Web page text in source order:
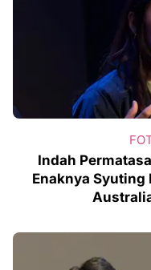
Indah
Enaknya Syuting